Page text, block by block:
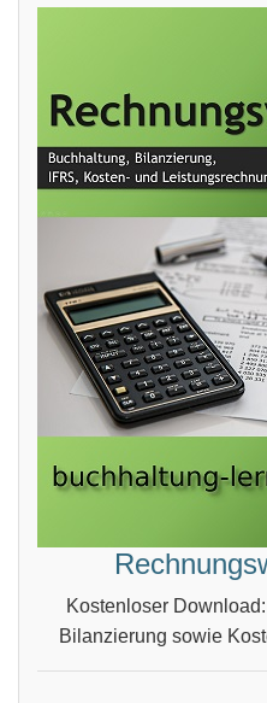
Kostenloser
Bilanzierung sowie